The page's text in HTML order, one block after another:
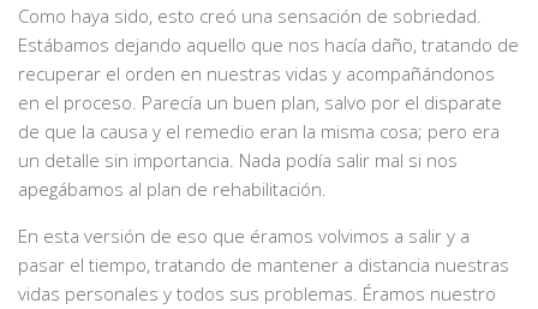
Como haya sido, esto creó una sensación de sobriedad.
Estábamos dejando aquello que nos hacía daño, tratando de
recuperar el orden en nuestras vidas y acompañándonos
en el proceso. Parecía un buen plan, salvo por el disparate
de que la causa y el remedio eran la misma cosa; pero era
un detalle sin importancia. Nada podía salir mal si nos
apegábamos al plan de rehabilitación.
En esta versión de eso que éramos volvimos a salir y a
pasar el tiempo, tratando de mantener a distancia nuestras
vidas personales y todos sus problemas. Éramos nuestro